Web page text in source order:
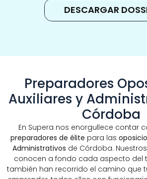
DESCARGAR
Auxiliares y
Córdoba
En Supera nos enorgullece contar
preparadores de élite para las
Administrativos de Córdoba.
conocen a fondo cada aspecto del
también han recorrido el camino que